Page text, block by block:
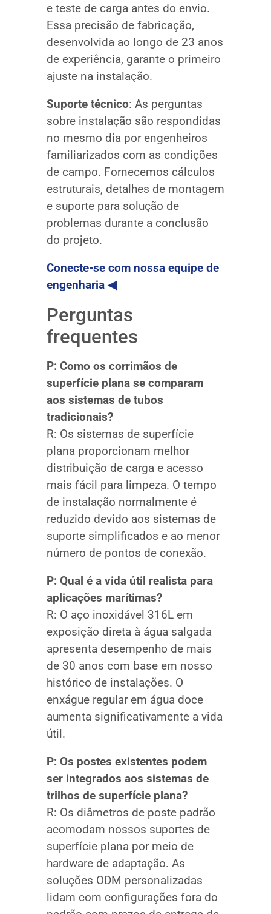
e teste de carga antes do envio.
Essa precisão de fabricação,
desenvolvida ao longo de 23 anos
de experiência, garante o primeiro
ajuste na instalação.
Suporte técnico: As perguntas
sobre instalação são respondidas
no mesmo dia por engenheiros
familiarizados com as condições
de campo. Fornecemos cálculos
estruturais, detalhes de montagem
e suporte para solução de
problemas durante a conclusão
do projeto.
Conecte-se com nossa equipe de
engenharia ◀
Perguntas
frequentes
P: Como os corrimãos de
superfície plana se comparam
aos sistemas de tubos
tradicionais?
R: Os sistemas de superfície
plana proporcionam melhor
distribuição de carga e acesso
mais fácil para limpeza. O tempo
de instalação normalmente é
reduzido devido aos sistemas de
suporte simplificados e ao menor
número de pontos de conexão.
P: Qual é a vida útil realista para
aplicações marítimas?
R: O aço inoxidável 316L em
exposição direta à água salgada
apresenta desempenho de mais
de 30 anos com base em nosso
histórico de instalações. O
enxágue regular em água doce
aumenta significativamente a vida
útil.
P: Os postes existentes podem
ser integrados aos sistemas de
trilhos de superfície plana?
R: Os diâmetros de poste padrão
acomodam nossos suportes de
superfície plana por meio de
hardware de adaptação. As
soluções ODM personalizadas
lidam com configurações fora do